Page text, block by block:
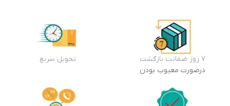
7 روز ضمانت بازگشت
درصورت معیوب بودن
تحویل سریع